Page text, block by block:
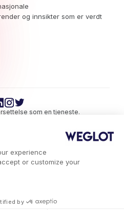
experience
or customize your
by
og innsikter som er verdt
som en tjeneste.
Blogg